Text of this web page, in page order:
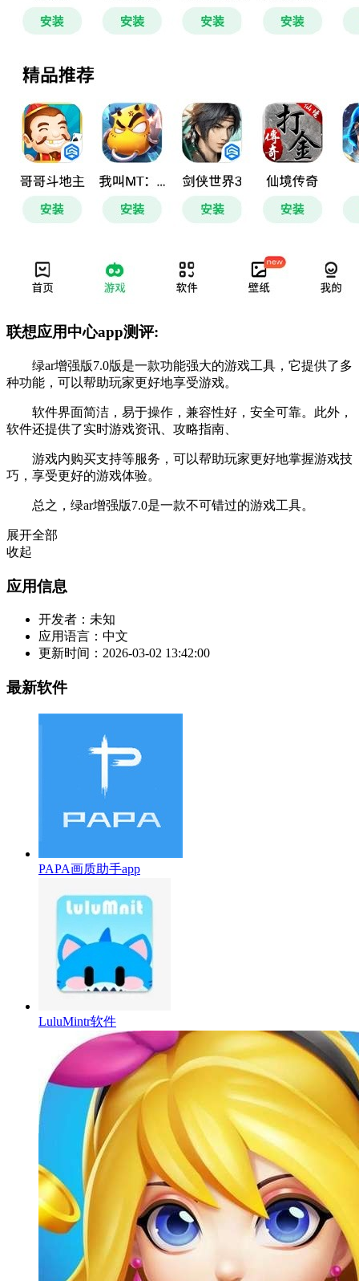
联想应用中心app测评:
绿ar增强版7.0版是一款功能强大的游戏工具，它提供了多
种功能，可以帮助玩家更好地享受游戏。
软件界面简洁，易于操作，兼容性好，安全可靠。此外，
软件还提供了实时游戏资讯、攻略指南、
游戏内购买支持等服务，可以帮助玩家更好地掌握游戏技
巧，享受更好的游戏体验。
总之，绿ar增强版7.0是一款不可错过的游戏工具。
展开全部
收起
应用信息
开发者： 未知
应用语言： 中文
更新时间： 2026-03-02 13:42:00
最新软件
PAPA画质助手app
LuluMintr软件